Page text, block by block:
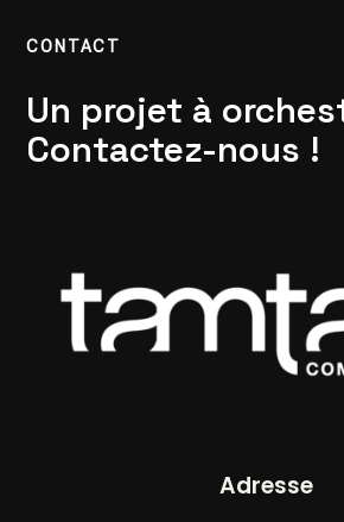
CONTACT
Un projet à
Contactez-nous !
Adresse